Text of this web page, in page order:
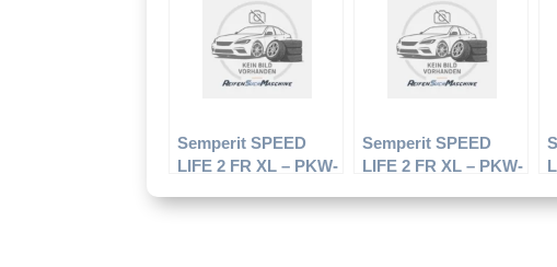
Semperit SPEED
LIFE 2 FR XL – PKW-
84V – Sommerreifen
Semperit SPEED
LIFE 2 FR XL – PKW-
97Y – Sommerreifen